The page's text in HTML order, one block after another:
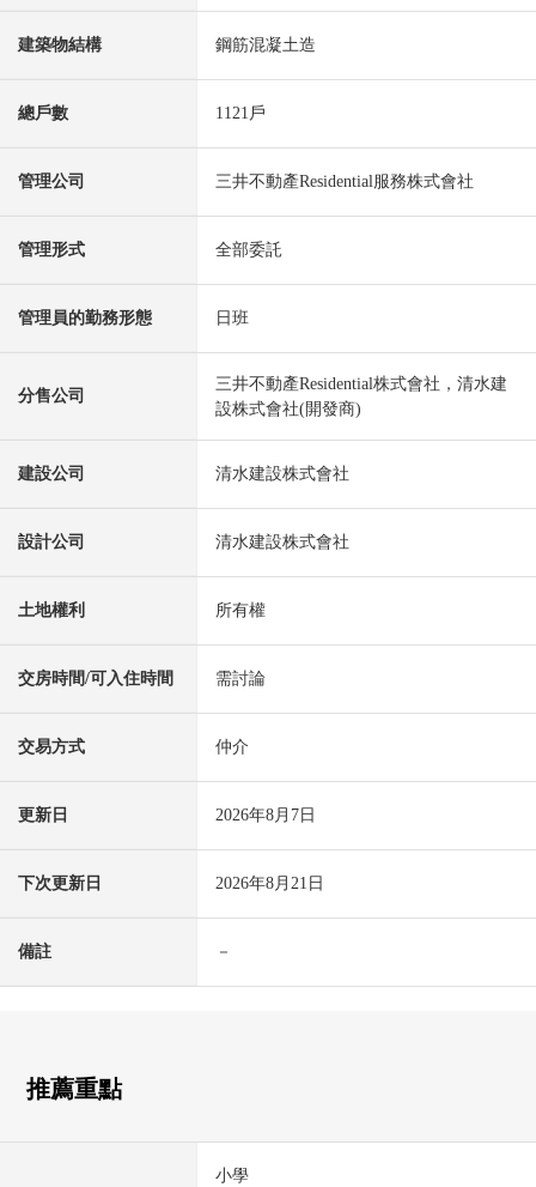
建築物結構 鋼筋混凝土造
總戶數 1121戶
管理公司 三井不動產Residential服務株式會社
管理形式 全部委託
管理員的勤務形態 日班
分售公司
三井不動產Residential株式會社，清水建
設株式會社(開發商)
建設公司 清水建設株式會社
設計公司 清水建設株式會社
土地權利 所有權
交房時間/可入住時間 需討論
交易方式 仲介
更新日 2026年8月7日
下次更新日 2026年8月21日
備註 －
推薦重點
小學